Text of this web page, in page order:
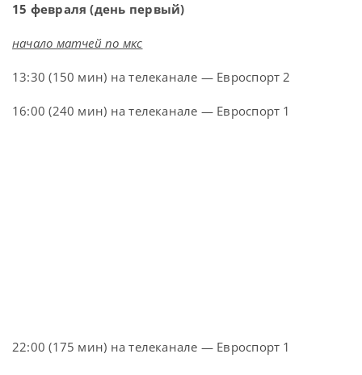
15 февраля (день первый)
начало матчей по мкс
13:30 (150 мин) на телеканале — Евроспорт 2
16:00 (240 мин) на телеканале — Евроспорт 1
22:00 (175 мин) на телеканале — Евроспорт 1